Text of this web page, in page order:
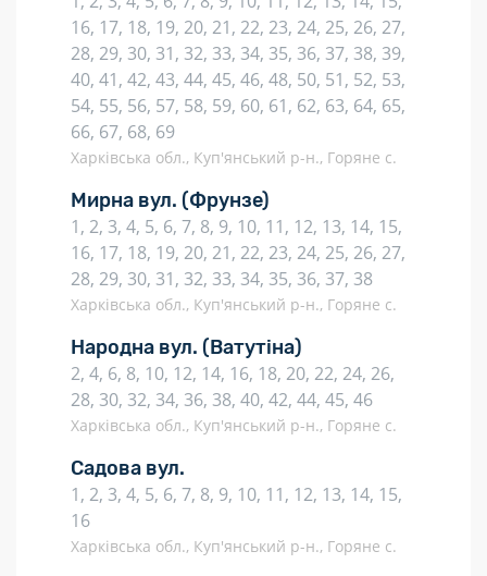
16, 17, 18, 19, 20, 21, 22, 23, 24, 25, 26, 27,
28, 29, 30, 31, 32, 33, 34, 35, 36, 37, 38, 39,
40, 41, 42, 43, 44, 45, 46, 48, 50, 51, 52, 53,
54, 55, 56, 57, 58, 59, 60, 61, 62, 63, 64, 65,
66, 67, 68, 69
Харківська обл., Куп'янський р-н., Горяне с.
Мирна вул. (Фрунзе)
1, 2, 3, 4, 5, 6, 7, 8, 9, 10, 11, 12, 13, 14, 15,
16, 17, 18, 19, 20, 21, 22, 23, 24, 25, 26, 27,
28, 29, 30, 31, 32, 33, 34, 35, 36, 37, 38
Харківська обл., Куп'янський р-н., Горяне с.
Народна вул. (Ватутіна)
2, 4, 6, 8, 10, 12, 14, 16, 18, 20, 22, 24, 26,
28, 30, 32, 34, 36, 38, 40, 42, 44, 45, 46
Харківська обл., Куп'янський р-н., Горяне с.
Садова вул.
1, 2, 3, 4, 5, 6, 7, 8, 9, 10, 11, 12, 13, 14, 15,
16
Харківська обл., Куп'янський р-н., Горяне с.